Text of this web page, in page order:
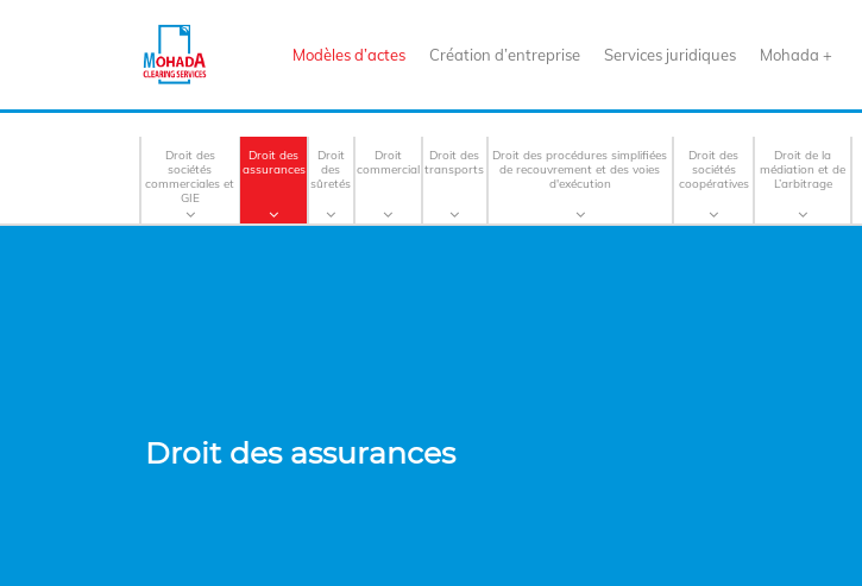
Modèles d’actes Création d’entreprise Services juridiques Mohada +
Droit des
sociétés
commerciales et
GIE
Droit des
assurances
Droit
des
sûretés
Droit
commercial
Droit des
transports
Droit des procédures simplifiées
de recouvrement et des voies
d'exécution
Droit des
sociétés
coopératives
Droit de la
médiation et de
L’arbitrage
Droit des assurances